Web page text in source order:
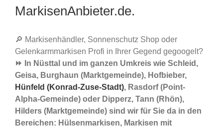
MarkisenAnbieter.de.
🔎 Markisenhändler, Sonnenschutz Shop oder
Gelenkarmmarkisen Profi in Ihrer Gegend gegoogelt?
⏩ In Nüsttal und im ganzen Umkreis wie Schleid,
Geisa, Burghaun (Marktgemeinde), Hofbieber,
Hünfeld (Konrad-Zuse-Stadt), Rasdorf (Point-
Alpha-Gemeinde) oder Dipperz, Tann (Rhön),
Hilders (Marktgemeinde) sind wir für Sie da in den
Bereichen: Hülsenmarkisen, Markisen mit